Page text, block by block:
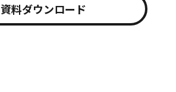
資料ダウンロード